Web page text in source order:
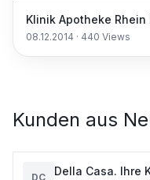
Klinik Apotheke
08.12.2014 · 440 Views
Kunden aus
DC
Della Casa. Ihre